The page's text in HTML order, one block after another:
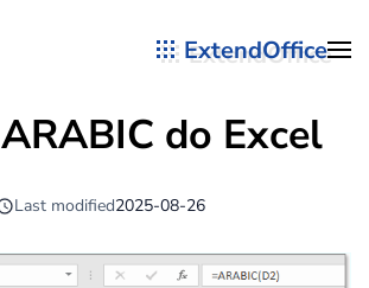
ExtendOffice
ARABIC do Excel
Last modified2025-08-26